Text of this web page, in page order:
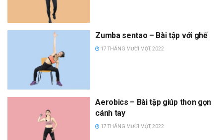
Zumba sentao – Bài tập với ghế
17 THÁNG MƯỜI MỘT, 2022
Aerobics – Bài tập giúp thon gọn
cánh tay
17 THÁNG MƯỜI MỘT, 2022